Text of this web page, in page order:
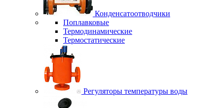
Конденсатоотводчики
Поплавковые
Термодинамические
Термостатические
Регуляторы температуры воды